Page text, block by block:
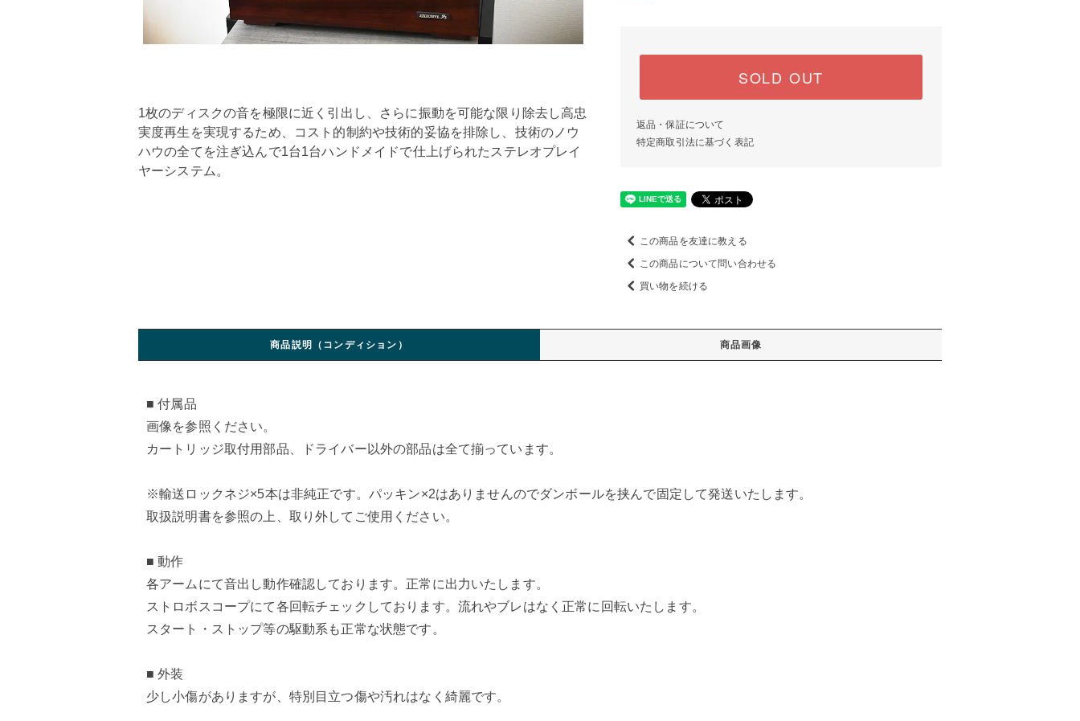
1枚のディスクの音を極限に近く引出し、さらに振動を可能な限り除去し高忠
実度再生を実現するため、コスト的制約や技術的妥協を排除し、技術のノウ
ハウの全てを注ぎ込んで1台1台ハンドメイドで仕上げられたステレオプレイ
ヤーシステム。
SOLD OUT
返品・保証について
特定商取引法に基づく表記
この商品を友達に教える
この商品について問い合わせる
買い物を続ける
商品説明（コンディション） 商品画像
■ 付属品
画像を参照ください。
カートリッジ取付用部品、ドライバー以外の部品は全て揃っています。
※輸送ロックネジ×5本は非純正です。パッキン×2はありませんのでダンボールを挟んで固定して発送いたします。
取扱説明書を参照の上、取り外してご使用ください。
■ 動作
各アームにて音出し動作確認しております。正常に出力いたします。
ストロボスコープにて各回転チェックしております。流れやブレはなく正常に回転いたします。
スタート・ストップ等の駆動系も正常な状態です。
■ 外装
少し小傷がありますが、特別目立つ傷や汚れはなく綺麗です。